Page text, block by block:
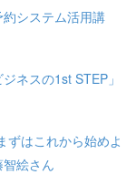
システム活用講
ネスの1st STEP」
ずはこれから始めよ
絵さん